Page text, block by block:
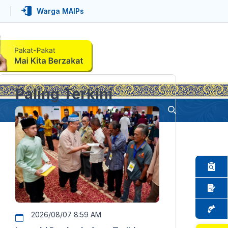
Warga MAIPs
Paling Terkini
2026/08/07 8:59 AM